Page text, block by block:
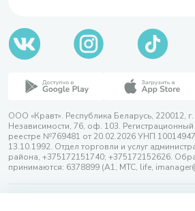
ООО «Кравт». Республика Беларусь, 220012,
Независимости, 76, оф. 103.
реестре №769481 от 20.02.2026 УНП
13.10.1992. Отдел торговли и услуг
района, +375172151740; +375172152626.
принимаются: 6378899 (А1, МТС, life,